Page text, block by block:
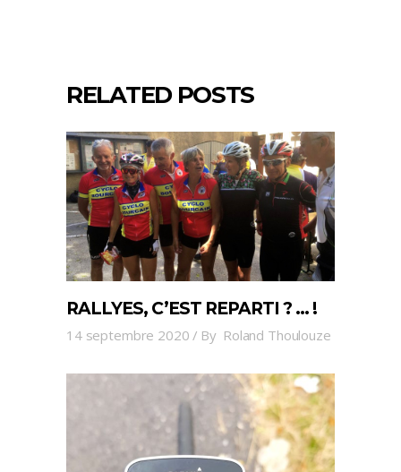
RELATED POSTS
RALLYES, C’EST REPARTI ? … !
14 septembre 2020 By Roland Thoulouze